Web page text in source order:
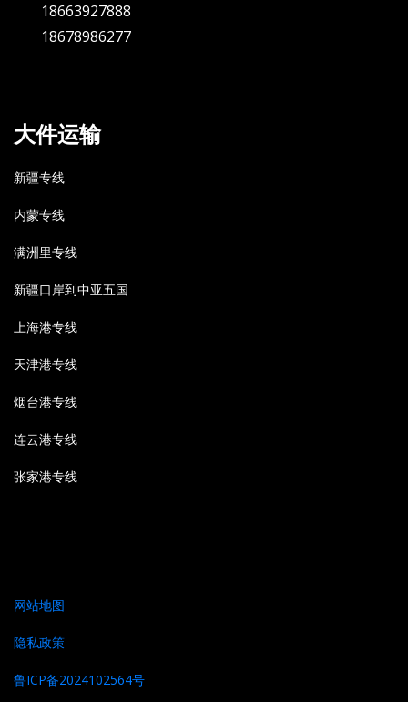
18663927888
18678986277
大件运输
新疆专线
内蒙专线
满洲里专线
新疆口岸到中亚五国
上海港专线
天津港专线
烟台港专线
连云港专线
张家港专线
网站地图
隐私政策
鲁ICP备2024102564号